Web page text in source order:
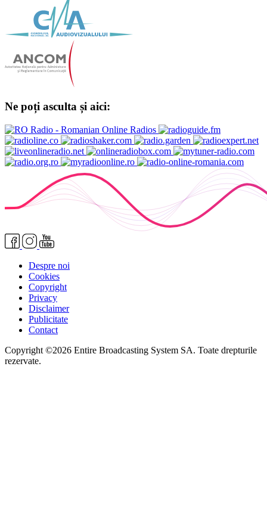
Ne poți asculta și aici:
Despre noi
Cookies
Copyright
Privacy
Disclaimer
Publicitate
Contact
Copyright ©2026 Entire Broadcasting System SA. Toate drepturile
rezervate.